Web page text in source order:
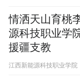
情洒天山育桃
源科技职业学
援疆支教
江西新能源科技职业学院